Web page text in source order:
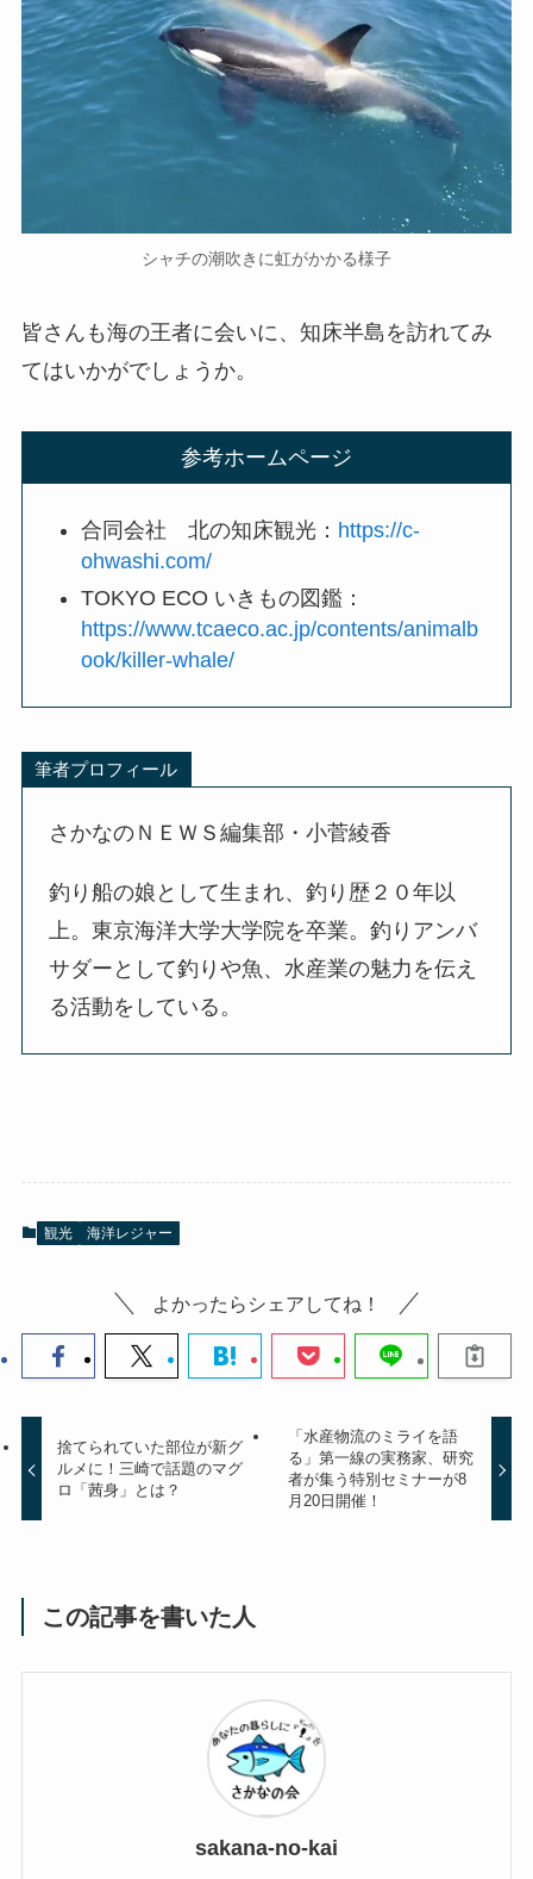
シャチの潮吹きに虹がかかる様子
皆さんも海の王者に会いに、知床半島を訪れてみ
てはいかがでしょうか。
参考ホームページ
合同会社 北の知床観光： https://c-
ohwashi.com/
TOKYO ECO いきもの図鑑：
https://www.tcaeco.ac.jp/contents/animalb
ook/killer-whale/
筆者プロフィール
さかなのＮＥＷＳ編集部・小菅綾香
釣り船の娘として生まれ、釣り歴２０年以
上。東京海洋大学大学院を卒業。釣りアンバ
サダーとして釣りや魚、水産業の魅力を伝え
る活動をしている。
観光 海洋レジャー
よかったらシェアしてね！
捨てられていた部位が新グ
ルメに！三崎で話題のマグ
ロ「茜身」とは？
「水産物流のミライを語
る」第一線の実務家、研究
者が集う特別セミナーが8
月20日開催！
この記事を書いた人
sakana-no-kai